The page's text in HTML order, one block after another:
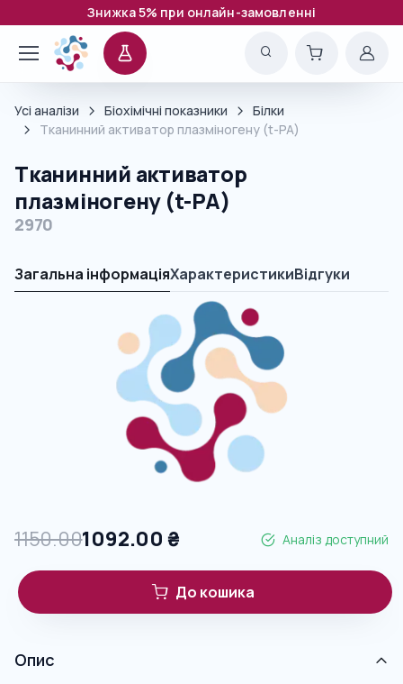
Знижка 5% при онлайн-замовленні
Усі аналізи Біохімічні показники
Білки
Тканинний активатор плазміногену (t-PA)
Тканинний активатор
плазміногену (t-PA)
2970
Загальна інформаціяХарактеристикиВідгуки
1150.001092.00 ₴ Аналіз доступний
До кошика
Опис